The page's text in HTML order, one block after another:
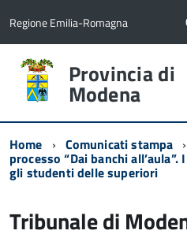
Regione Emilia-Romagna
Provincia di
Modena
Home Comunicati stampa
processo “Dai banchi
gli studenti delle superiori
Tribunale di